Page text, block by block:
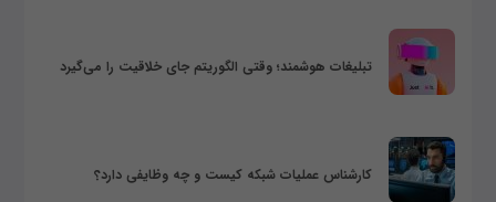
تبلیغات هوشمند؛ وقتی الگوریتم جای خلاقیت را می‌گیرد
کارشناس عملیات شبکه کیست و چه وظایفی دارد؟